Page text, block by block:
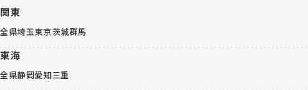
関東
全県埼玉東京茨城群馬
東海
全県静岡愛知三重